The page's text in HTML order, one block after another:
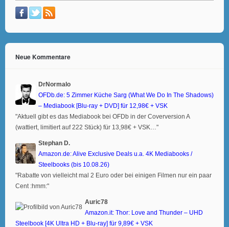
Neue Kommentare
DrNormalo
OFDb.de: 5 Zimmer Küche Sarg (What We Do In The Shadows)
– Mediabook [Blu-ray + DVD] für 12,98€ + VSK
"Aktuell gibt es das Mediabook bei OFDb in der Coverversion A
(wattiert, limitiert auf 222 Stück) für 13,98€ + VSK…"
Stephan D.
Amazon.de: Alive Exclusive Deals u.a. 4K Mediabooks /
Steelbooks (bis 10.08.26)
"Rabatte von vielleicht mal 2 Euro oder bei einigen Filmen nur ein paar
Cent :hmm:"
Auric78
Amazon.it: Thor: Love and Thunder – UHD
Steelbook [4K Ultra HD + Blu-ray] für 9,89€ + VSK